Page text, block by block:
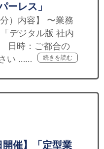
ーレス」
）内容】 〜業務
デジタル版 社内
日時：ご都合の
い ……
続きを読む
開催】「定型業